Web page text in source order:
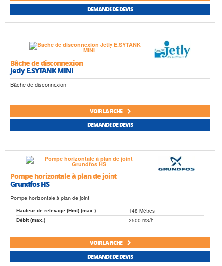
DEMANDE DE DEVIS
Bâche de disconnexion
Jetly E.SYTANK MINI
Bâche de disconnexion
VOIR LA FICHE
DEMANDE DE DEVIS
Pompe horizontale à plan de joint
Grundfos HS
Pompe horizontale à plan de joint
Hauteur de relevage (Hmt) (max.) 148 Mètres
Débit (max.) 2500 m3/h
VOIR LA FICHE
DEMANDE DE DEVIS